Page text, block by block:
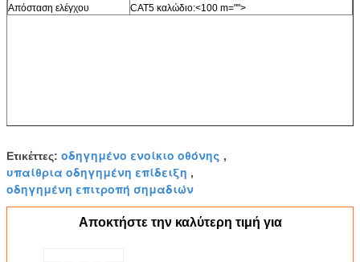
Απόσταση ελέγχου
CAT5 καλώδιο:<100 m="">
Ετικέττες: οδηγημένο ενοίκιο οθόνης ,
υπαίθρια οδηγημένη επίδειξη ,
οδηγημένη επιτροπή σημαδιών
Αποκτήστε την καλύτερη τιμή για